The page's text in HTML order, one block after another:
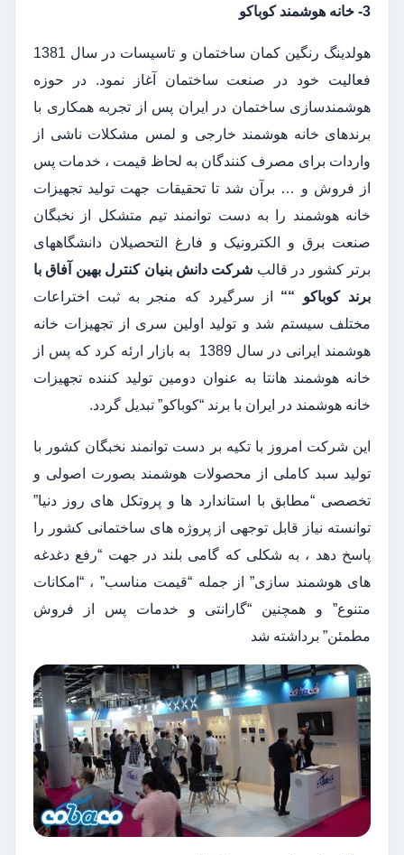
3- خانه هوشمند کوباکو
هولدینگ رنگین کمان ساختمان و تاسیسات در سال 1381
فعالیت خود در صنعت ساختمان آغاز نمود. در حوزه
هوشمندسازی ساختمان در ایران پس از تجربه همکاری با
برندهای خانه هوشمند خارجی و لمس مشکلات ناشی از
واردات برای مصرف کنندگان به لحاظ قیمت ، خدمات پس
از فروش و … برآن شد تا تحقیقات جهت تولید تجهیزات
خانه هوشمند را به دست توانمند تیم متشکل از نخبگان
صنعت برق و الکترونیک و فارغ التحصیلان دانشگاههای
برتر کشور در قالب شرکت دانش بنیان کنترل بهین آفاق با
برند کوباکو ““ از سرگیرد که منجر به ثبت اختراعات
مختلف سیستم شد و تولید اولین سری از تجهیزات خانه
هوشمند ایرانی در سال 1389 به بازار ارئه کرد که پس از
خانه هوشمند هانتا به عنوان دومین تولید کننده تجهیزات
خانه هوشمند در ایران با برند “کوباکو” تبدیل گردد.
این شرکت امروز با تکیه بر دست توانمند نخبگان کشور با
تولید سبد کاملی از محصولات هوشمند بصورت اصولی و
تخصصی “مطابق با استاندارد ها و پروتکل های روز دنیا”
توانسته نیاز قابل توجهی از پروژه های ساختمانی کشور را
پاسخ دهد ، به شکلی که گامی بلند در جهت “رفع دغدغه
های هوشمند سازی” از جمله “قیمت مناسب” ، “امکانات
متنوع” و همچنین “گارانتی و خدمات پس از فروش
مطمئن” برداشته شد